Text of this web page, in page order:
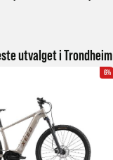
utvalget i Trondheim
6%